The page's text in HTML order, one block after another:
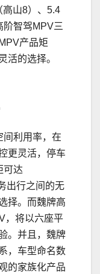
高山8）、5.4
阶智驾MPV三
产品矩
活的选择。
间利用率，在
更灵活，停车
可达
出行之间的无
择。而魏牌高
，将以六座平
。并且，魏牌
，车型命名数
的家族化产品